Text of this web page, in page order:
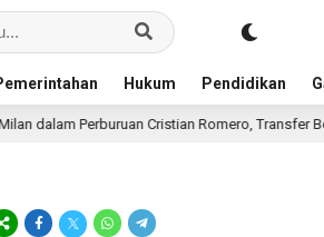
Hukum Pendidikan
Romero, Transfer Bek Tottenham